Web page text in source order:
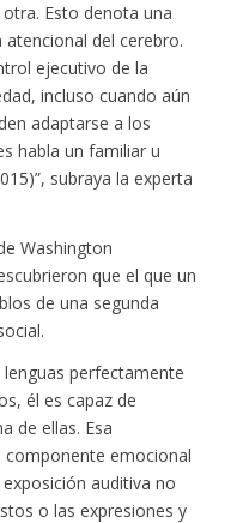
Esto denota una
del cerebro.
ejecutivo de la
incluso cuando aún
adaptarse a los
habla un familiar u
)”, subraya la experta
Washington
que el que un
de una segunda
perfectamente
él es capaz de
de ellas. Esa
componente emocional
auditiva no
o las expresiones y